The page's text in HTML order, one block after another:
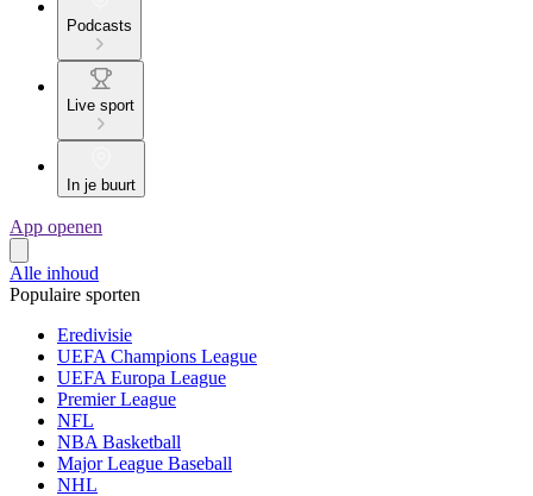
Podcasts
Live sport
In je buurt
App openen
Alle inhoud
Populaire sporten
Eredivisie
UEFA Champions League
UEFA Europa League
Premier League
NFL
NBA Basketball
Major League Baseball
NHL